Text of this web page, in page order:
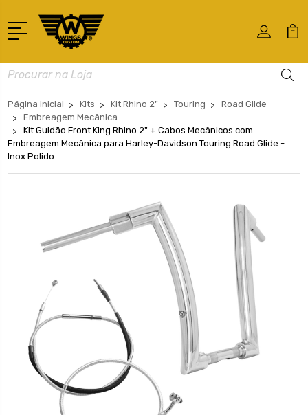
Busca
Página inicial Kits Kit Rhino 2" Touring
Road Glide
Embreagem Mecânica
Kit Guidão Front King Rhino 2" + Cabos Mecânicos com
Embreagem Mecânica para Harley-Davidson Touring Road Glide -
Inox Polido